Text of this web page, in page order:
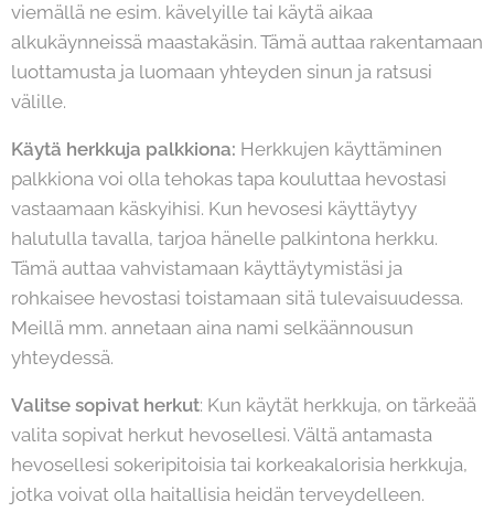
viemällä ne esim. kävelyille tai käytä aikaa
alkukäynneissä maastakäsin. Tämä auttaa rakentamaan
luottamusta ja luomaan yhteyden sinun ja ratsusi
välille.
Käytä herkkuja palkkiona: Herkkujen käyttäminen
palkkiona voi olla tehokas tapa kouluttaa hevostasi
vastaamaan käskyihisi. Kun hevosesi käyttäytyy
halutulla tavalla, tarjoa hänelle palkintona herkku.
Tämä auttaa vahvistamaan käyttäytymistäsi ja
rohkaisee hevostasi toistamaan sitä tulevaisuudessa.
Meillä mm. annetaan aina nami selkäännousun
yhteydessä.
Valitse sopivat herkut: Kun käytät herkkuja, on tärkeää
valita sopivat herkut hevosellesi. Vältä antamasta
hevosellesi sokeripitoisia tai korkeakalorisia herkkuja,
jotka voivat olla haitallisia heidän terveydelleen.